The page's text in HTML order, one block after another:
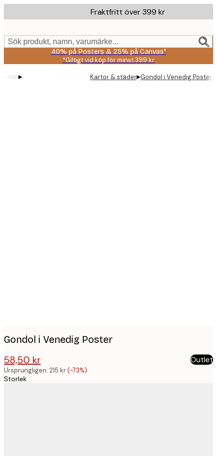
to
content.
Fraktfritt över 399 kr
Sök produkt, namn, varumärke...
40% på Posters & 25% på Canvas*
*Giltigt vid köp för minst 399 kr
▸ Kartor & städer▸Gondol i Venedig Poster
Gondol i Venedig Poster
58,50 kr
215 kr Outlet
Ursprungligen: 215 kr(-73%)
Storlek